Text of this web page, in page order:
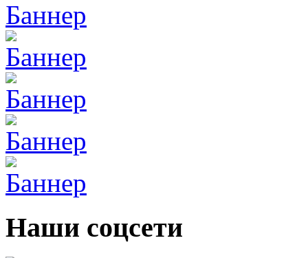
Наши соцсети